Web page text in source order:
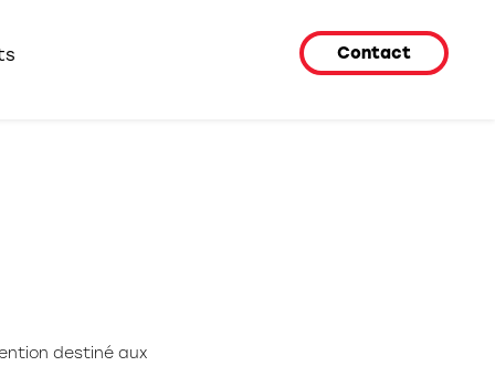
Contact
destiné aux